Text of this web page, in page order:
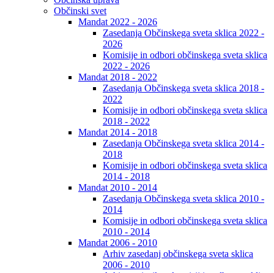
Občinski svet
Mandat 2022 - 2026
Zasedanja Občinskega sveta sklica 2022 -
2026
Komisije in odbori občinskega sveta sklica
2022 - 2026
Mandat 2018 - 2022
Zasedanja Občinskega sveta sklica 2018 -
2022
Komisije in odbori občinskega sveta sklica
2018 - 2022
Mandat 2014 - 2018
Zasedanja Občinskega sveta sklica 2014 -
2018
Komisije in odbori občinskega sveta sklica
2014 - 2018
Mandat 2010 - 2014
Zasedanja Občinskega sveta sklica 2010 -
2014
Komisije in odbori občinskega sveta sklica
2010 - 2014
Mandat 2006 - 2010
Arhiv zasedanj občinskega sveta sklica
2006 - 2010